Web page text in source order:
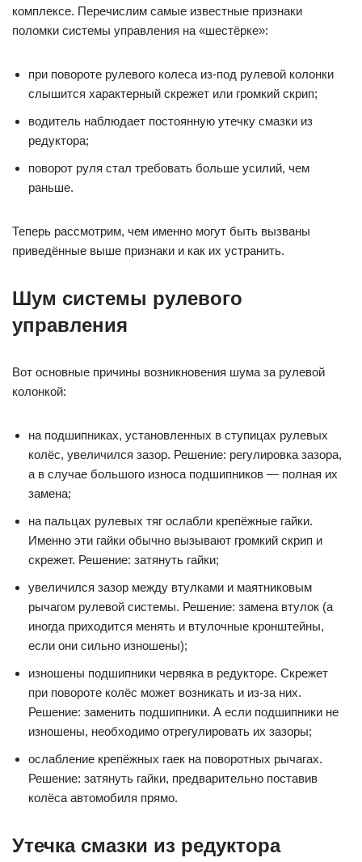
комплексе. Перечислим самые известные признаки
поломки системы управления на «шестёрке»:
при повороте рулевого колеса из-под рулевой колонки
слышится характерный скрежет или громкий скрип;
водитель наблюдает постоянную утечку смазки из
редуктора;
поворот руля стал требовать больше усилий, чем
раньше.
Теперь рассмотрим, чем именно могут быть вызваны
приведённые выше признаки и как их устранить.
Шум системы рулевого
управления
Вот основные причины возникновения шума за рулевой
колонкой:
на подшипниках, установленных в ступицах рулевых
колёс, увеличился зазор. Решение: регулировка зазора,
а в случае большого износа подшипников — полная их
замена;
на пальцах рулевых тяг ослабли крепёжные гайки.
Именно эти гайки обычно вызывают громкий скрип и
скрежет. Решение: затянуть гайки;
увеличился зазор между втулками и маятниковым
рычагом рулевой системы. Решение: замена втулок (а
иногда приходится менять и втулочные кронштейны,
если они сильно изношены);
изношены подшипники червяка в редукторе. Скрежет
при повороте колёс может возникать и из-за них.
Решение: заменить подшипники. А если подшипники не
изношены, необходимо отрегулировать их зазоры;
ослабление крепёжных гаек на поворотных рычагах.
Решение: затянуть гайки, предварительно поставив
колёса автомобиля прямо.
Утечка смазки из редуктора